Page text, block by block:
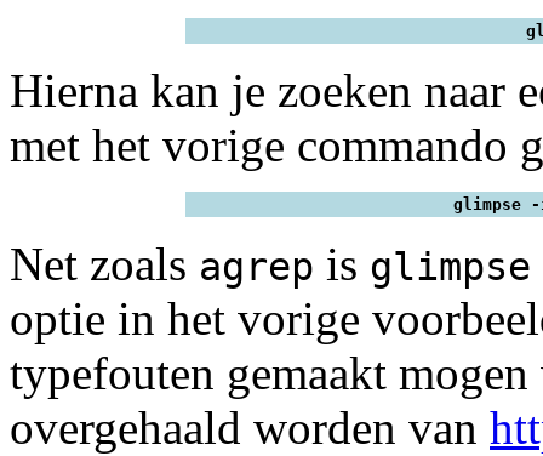
Hierna kan je zoeken naar
met het vorige commando
glimpse
Net zoals agrep is glimpse
optie in het vorige
typefouten gemaakt
overgehaald worden van